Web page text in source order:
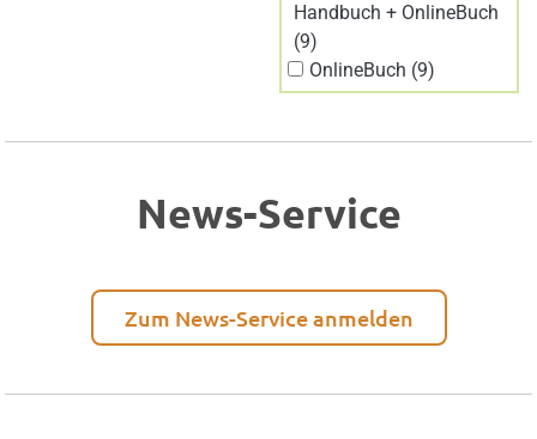
Handbuch + OnlineBuch
(9)
OnlineBuch (9)
News-Service
Zum News-Service anmelden